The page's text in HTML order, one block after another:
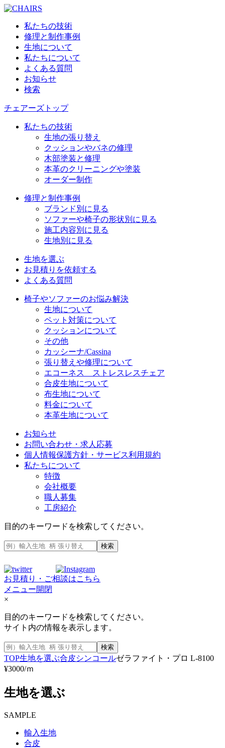
私たちの技術
修理と制作事例
生地について
私たちについて
よくある質問
お知らせ
検索
チェアーズトップ
私たちの技術
生地の張り替え
クッションやバネの修理
木部塗装と修理
本革のクリーニングや塗装
オーダー制作
修理と制作事例
ブランド別に見る
ソファーや椅子の形状別に見る
施工内容別に見る
生地別に見る
生地を選ぶ
お見積りを依頼する
よくある質問
椅子やソファーのお悩み解決
生地について
ペット対策について
クッションについて
その他
カッシーナ/Cassina
張り替えや修理について
エコーネス ストレスレスチェア
合皮生地について
布生地について
料金について
本革生地について
お知らせ
お問い合わせ・求人応募
個人情報保護方針・サービス利用規約
私たちについて
特徴
会社概要
職人募集
工房紹介
目的のキーワードを検索してください。
検索
お見積り・ご相談はこちら
メニュー開閉
×
目的のキーワードを検索してください。
サイト内の情報を表示します。
検索
TOP生地を選ぶ合皮シンコールゼラファイト・プロ L-8100
¥3000/ｍ
生地を選ぶ
SAMPLE
輸入生地
合皮